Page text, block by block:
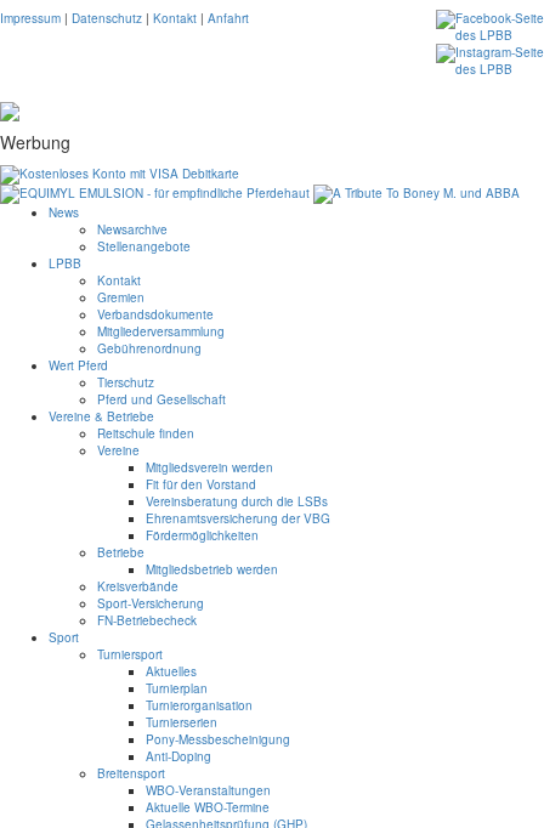
Impressum | Datenschutz | Kontakt | Anfahrt
Werbung
News
Newsarchive
Stellenangebote
LPBB
Kontakt
Gremien
Verbandsdokumente
Mitgliederversammlung
Gebührenordnung
Wert Pferd
Tierschutz
Pferd und Gesellschaft
Vereine & Betriebe
Reitschule finden
Vereine
Mitgliedsverein werden
Fit für den Vorstand
Vereinsberatung durch die LSBs
Ehrenamtsversicherung der VBG
Fördermöglichkeiten
Betriebe
Mitgliedsbetrieb werden
Kreisverbände
Sport-Versicherung
FN-Betriebecheck
Sport
Turniersport
Aktuelles
Turnierplan
Turnierorganisation
Turnierserien
Pony-Messbescheinigung
Anti-Doping
Breitensport
WBO-Veranstaltungen
Aktuelle WBO-Termine